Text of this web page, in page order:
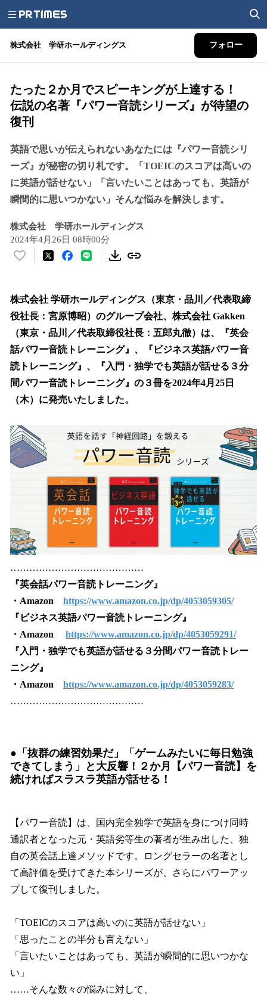
株式会社 学研ホールディングス フォロー
たった２か月でスピーキングが上達する！
伝説の名著『パワー音読シリーズ』が待望の
復刊
英語で思いが伝えられないあなたには『パワー音読シリ
ーズ』が秘密の切り札です。「TOEICのスコアは高いの
に英語が話せない」「言いたいことはあっても、英語が
瞬間的に思いつかない」そんな悩みを解決します。
株式会社 学研ホールディングス
2024年4月26日 08時00分
い
！
数
を
読
み
込
み
中
で
株式会社 学研ホールディングス（東京・品川／代表取締
役社長：宮原博昭）のグループ会社、株式会社 Gakken
（東京・品川／代表取締役社長：五郎丸徹）は、『英会
話パワー音読トレーニング』、『ビジネス英語パワー音
読トレーニング』、『入門・独学でも英語が話せる３分
間パワー音読トレーニング』の３冊を2024年4月25日
（木）に発売いたしました。
……………………………………
『英会話パワー音読トレーニング』
・Amazon https://www.amazon.co.jp/dp/4053059305/
『ビジネス英語パワー音読トレーニング』
・Amazon https://www.amazon.co.jp/dp/4053059291/
『入門・独学でも英語が話せる３分間パワー音読トレー
ニング』
・Amazon https://www.amazon.co.jp/dp/4053059283/
……………………………………
●「抜群の練習効果だ」「ゲームみたいに毎日勉強
できてしまう」と大反響！２か月【パワー音読】を
続ければスラスラ英語が話せる！
【パワー音読】は、国内完全独学で英語を身につけ同時
通訳者となった元・英語劣等生の著者が生み出した、独
自の英会話上達メソッドです。ロングセラーの名著とし
て高評価を受けてきた本シリーズが、さらにパワーアッ
プして復刊しました。
「TOEICのスコアは高いのに英語が話せない」
「思ったことの半分も言えない」
「言いたいことはあっても、英語が瞬間的に思いつかな
い」
……そんな数々の悩みに対して、